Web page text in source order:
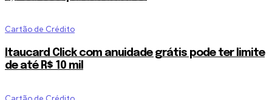
Cartão de Crédito
Itaucard Click com anuidade grátis pode ter limite
de até R$ 10 mil